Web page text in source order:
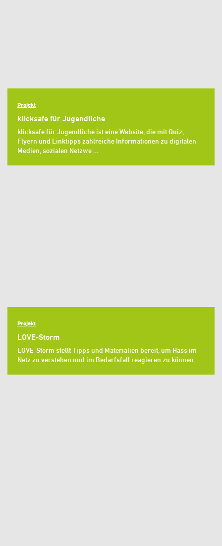
Projekt
klicksafe für Jugendliche
klicksafe für Jugendliche ist eine Website, die mit Quiz,
Flyern und Linktipps zahlreiche Informationen zu digitalen
Medien, sozialen Netzwe …
Projekt
LOVE-Storm
LOVE-Storm stellt Tipps und Materialien bereit, um Hass im
Netz zu verstehen und im Bedarfsfall reagieren zu können